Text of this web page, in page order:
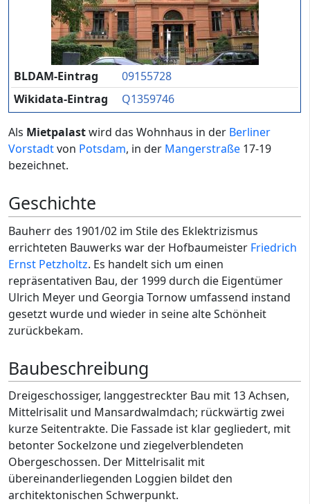
BLDAM-Eintrag
09155728
Wikidata-Eintrag
Q1359746
Als Mietpalastwird das Wohnhaus in der Berliner
Vorstadtvon Potsdam, in der Mangerstraße 17-19
bezeichnet.
Geschichte
Bauherr des 1901/02 im Stile des Eklektrizismus
errichteten Bauwerks war der Hofbaumeister Friedrich
Ernst Petzholtz. Es handelt sich um einen
repräsentativen Bau, der 1999 durch die Eigentümer
Ulrich Meyer und Georgia Tornow umfassend instand
gesetzt wurde und wieder in seine alte Schönheit
zurückbekam.
Baubeschreibung
Dreigeschossiger, langgestreckter Bau mit 13 Achsen,
Mittelrisalit und Mansardwalmdach; rückwärtig zwei
kurze Seitentrakte. Die Fassade ist klar gegliedert, mit
betonter Sockelzone und ziegelverblendeten
Obergeschossen. Der Mittelrisalit mit
übereinanderliegenden Loggien bildet den
architektonischen Schwerpunkt.